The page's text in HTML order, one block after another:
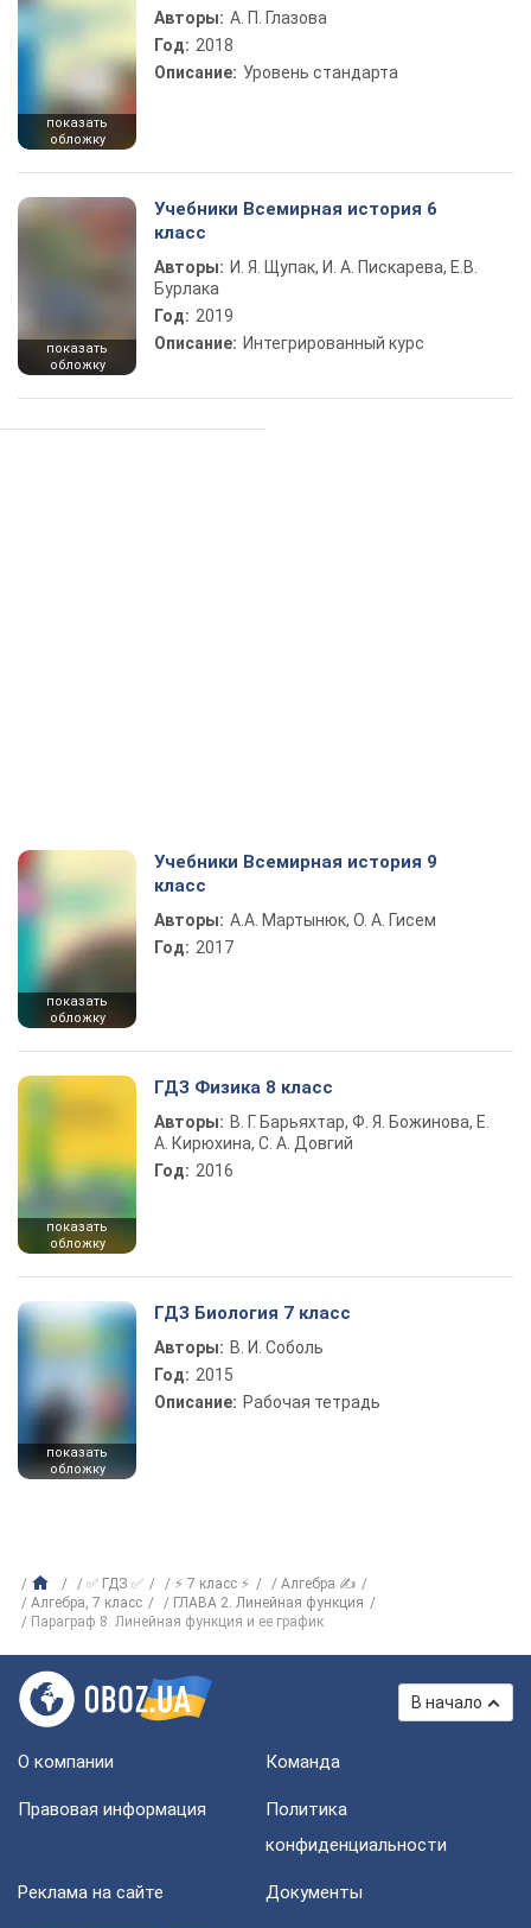
показать
обложку
Авторы: А. П. Глазова
Год: 2018
Описание: Уровень стандарта
показать
обложку
Учебники Всемирная история 6
класс
Авторы: И. Я. Щупак, И. А. Пискарева, Е.В.
Бурлака
Год: 2019
Описание: Интегрированный курс
показать
обложку
Учебники Всемирная история 9
класс
Авторы: А.А. Мартынюк, О. А. Гисем
Год: 2017
показать
обложку
ГДЗ Физика 8 класс
Авторы: В. Г. Барьяхтар, Ф. Я. Божинова, Е.
А. Кирюхина, С. А. Довгий
Год: 2016
показать
обложку
ГДЗ Биология 7 класс
Авторы: В. И. Соболь
Год: 2015
Описание: Рабочая тетрадь
✅ ГДЗ ✅ ⚡ 7 класс ⚡
Алгебра ✍
Алгебра, 7 класс
ГЛАВА 2. Линейная функция
Параграф 8. Линейная функция и ее график
В начало
О компании Команда
Правовая информация
Политика
конфиденциальности
Реклама на сайте Документы